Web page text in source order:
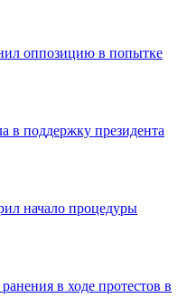
оппозицию в попытке
в поддержку президента
начало процедуры
в ходе протестов в